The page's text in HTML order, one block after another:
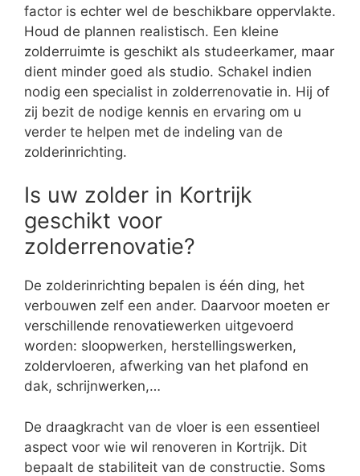
factor is echter wel de beschikbare oppervlakte.
Houd de plannen realistisch. Een kleine
zolderruimte is geschikt als studeerkamer, maar
dient minder goed als studio. Schakel indien
nodig een specialist in zolderrenovatie in. Hij of
zij bezit de nodige kennis en ervaring om u
verder te helpen met de indeling van de
zolderinrichting.
Is uw zolder in Kortrijk
geschikt voor
zolderrenovatie?
De zolderinrichting bepalen is één ding, het
verbouwen zelf een ander. Daarvoor moeten er
verschillende renovatiewerken uitgevoerd
worden: sloopwerken, herstellingswerken,
zoldervloeren, afwerking van het plafond en
dak, schrijnwerken,…
De draagkracht van de vloer is een essentieel
aspect voor wie wil renoveren in Kortrijk. Dit
bepaalt de stabiliteit van de constructie. Soms